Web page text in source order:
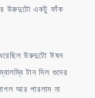
উরুদুটো একটু ফাঁক
উরুদুটো ঈষদ
টান দিল গুদের
আর পারলাম না